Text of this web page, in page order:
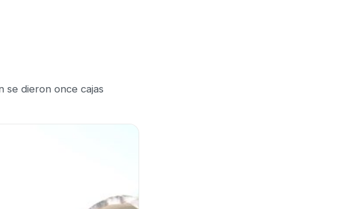
se dieron once cajas